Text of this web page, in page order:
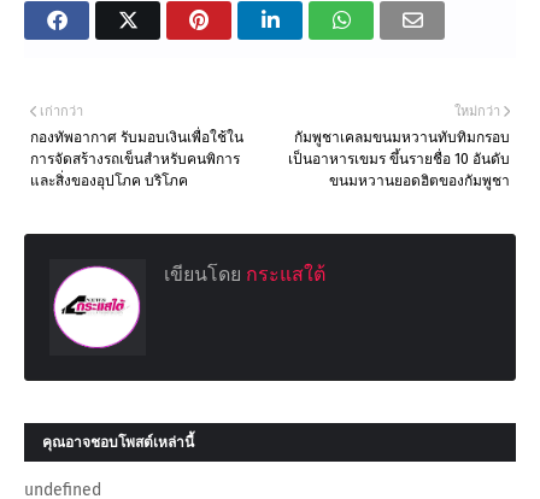
ใหม่กว่า
กัมพูชาเคลมขนมหวานทับทิมกรอบ
เป็นอาหารเขมร ขึ้นรายชื่อ 10 อันดับ
ขนมหวานยอดฮิตของกัมพูชา
เก่ากว่า
กองทัพอากาศ รับมอบเงินเพื่อใช้ใน
การจัดสร้างรถเข็นสำหรับคนพิการ
และสิ่งของอุปโภค บริโภค
เขียนโดย กระแสใต้
คุณอาจชอบโพสต์เหล่านี้
undefined